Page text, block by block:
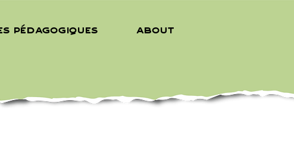
pédagogiques About